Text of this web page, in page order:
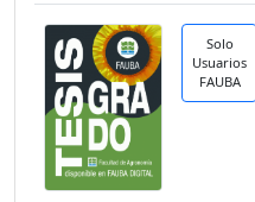
Solo
Usuarios
FAUBA